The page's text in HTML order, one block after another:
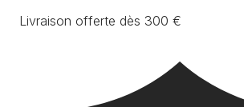
Livraison offerte dès 300 €